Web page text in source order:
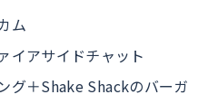
ム
イアサイドチャット
グ＋Shake Shackのバーガ